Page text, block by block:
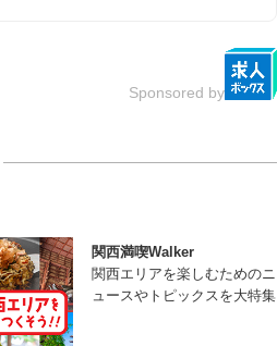
Sponsored by
関西満喫Walker
関西エリアを楽しむためのニ
ュースやトピックスを大特集